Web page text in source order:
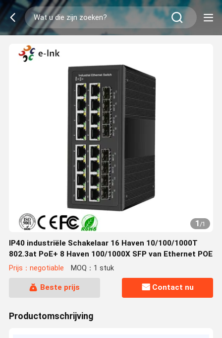
1/1
IP40 industriële Schakelaar 16 Haven 10/100/1000T
802.3at PoE+ 8 Haven 100/1000X SFP van Ethernet POE
Prijs：negotiable MOQ：1 stuk
Beste prijs Contact nu
Productomschrijving